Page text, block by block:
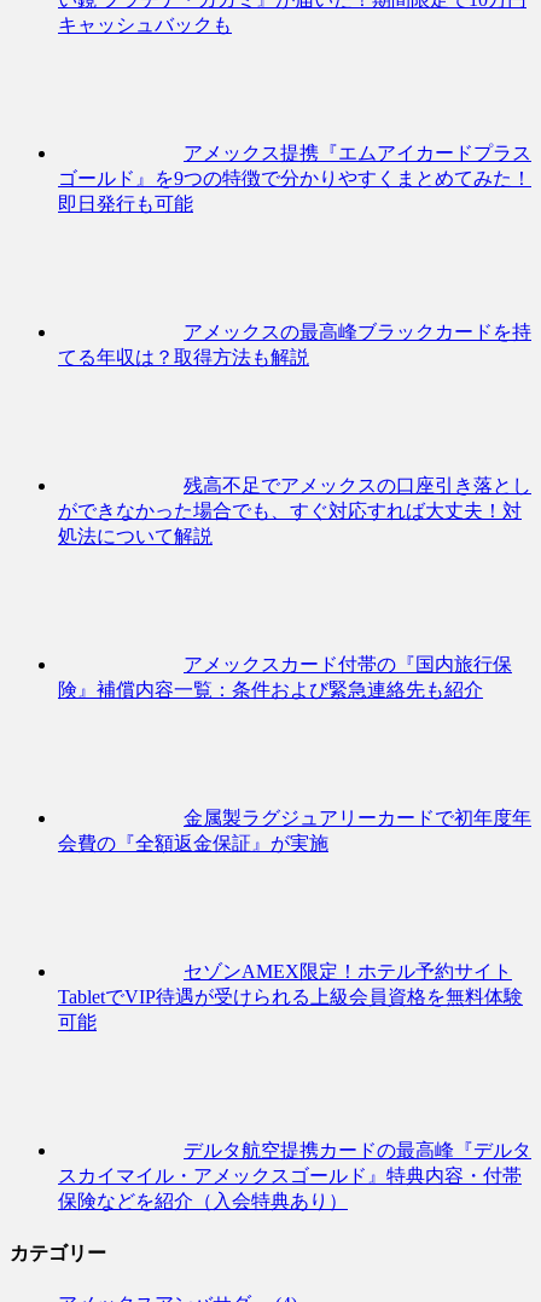
キャッシュバックも
アメックス提携『エムアイカードプラス
ゴールド』を9つの特徴で分かりやすくまとめてみた！
即日発行も可能
アメックスの最高峰ブラックカードを持
てる年収は？取得方法も解説
残高不足でアメックスの口座引き落とし
ができなかった場合でも、すぐ対応すれば大丈夫！対
処法について解説
アメックスカード付帯の『国内旅行保
険』補償内容一覧：条件および緊急連絡先も紹介
金属製ラグジュアリーカードで初年度年
会費の『全額返金保証』が実施
セゾンAMEX限定！ホテル予約サイト
TabletでVIP待遇が受けられる上級会員資格を無料体験
可能
デルタ航空提携カードの最高峰『デルタ
スカイマイル・アメックスゴールド』特典内容・付帯
保険などを紹介（入会特典あり）
カテゴリー